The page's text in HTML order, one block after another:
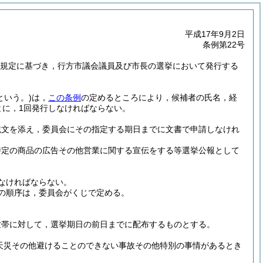
平成17年9月2日
条例第22号
定に基づき，行方市議会議員及び市長の選挙において発行する
いう。)は， この条例の定めるところにより，候補者の氏名，経
に，1回発行しなければならない。
を添え，委員会にその指定する期日までに文書で申請しなけれ
の商品の広告その他営業に関する宣伝をする等選挙公報として
ればならない。
序は，委員会がくじで定める。
に対して，選挙期日の前日までに配布するものとする。
その他避けることのできない事故その他特別の事情があるとき